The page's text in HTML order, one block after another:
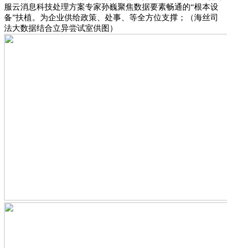
服云消息科技处理方案专家孙巍聚焦数据要素畅通的“根本设
备”扶植。为企业供给政策、处事、等全方位支撑；（海丝司
法大数据结合立异尝试室供图）